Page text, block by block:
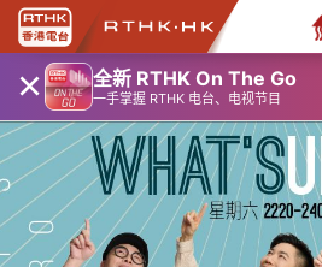
× 全新 RTHK On The Go
一手掌握 RTHK 电台、电视节目